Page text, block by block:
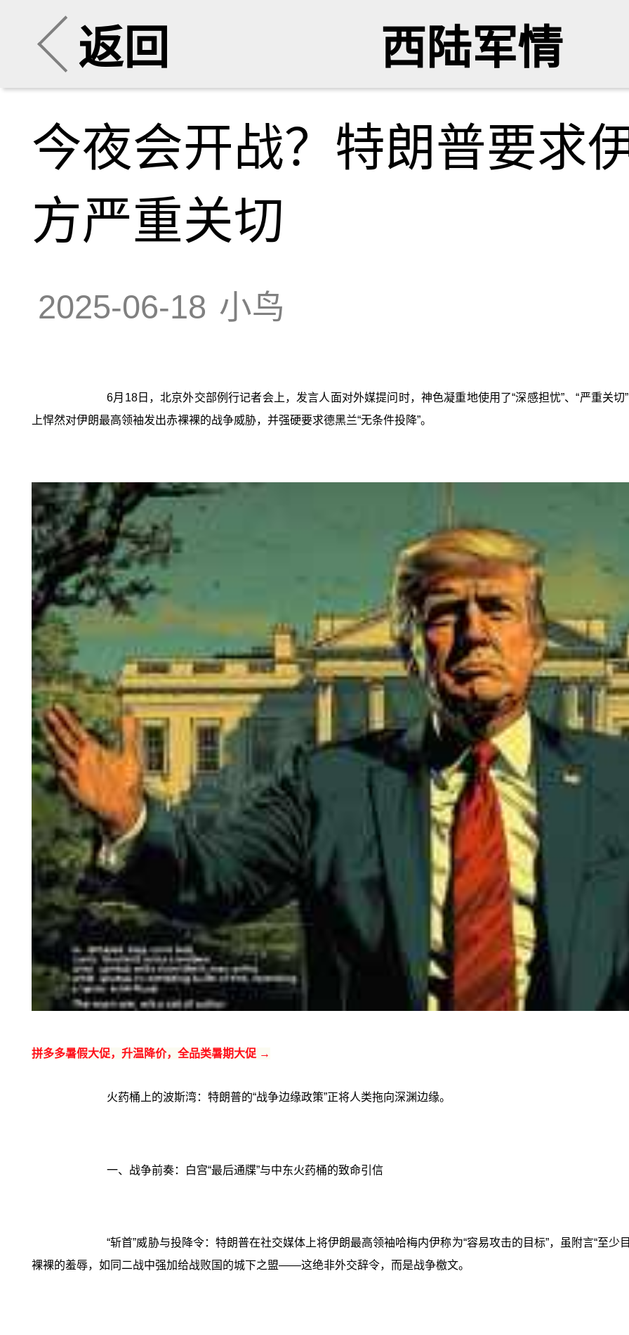
返回 西陆军情
今夜会开战？特朗普要求
方严重关切
2025-06-18 小鸟
6月18日，北京外交部例行记者会上，发言人面对外媒提问时，神色凝重地使用了“深感担忧”、“严重
上悍然对伊朗最高领袖发出赤裸裸的战争威胁，并强硬要求德黑兰“无条件投降”。
拼多多暑假大促，升温降价，全品类暑期大促 →
火药桶上的波斯湾：特朗普的“战争边缘政策”正将人类拖向深渊边缘。
一、战争前奏：白宫“最后通牒”与中东火药桶的致命引信
“斩首”威胁与投降令：特朗普在社交媒体上将伊朗最高领袖哈梅内伊称为“容易攻击的目标”，虽附言“至少
裸裸的羞辱，如同二战中强加给战败国的城下之盟——这绝非外交辞令，而是战争檄文。